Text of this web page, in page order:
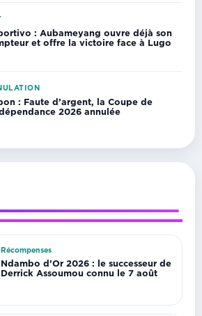
: Aubameyang ouvre déjà son
et offre la victoire face à Lugo
: Faute d’argent, la Coupe de
2026 annulée
Récompenses
Ndambo d’Or 2026 : le successeur de
Derrick Assoumou connu le 7 août